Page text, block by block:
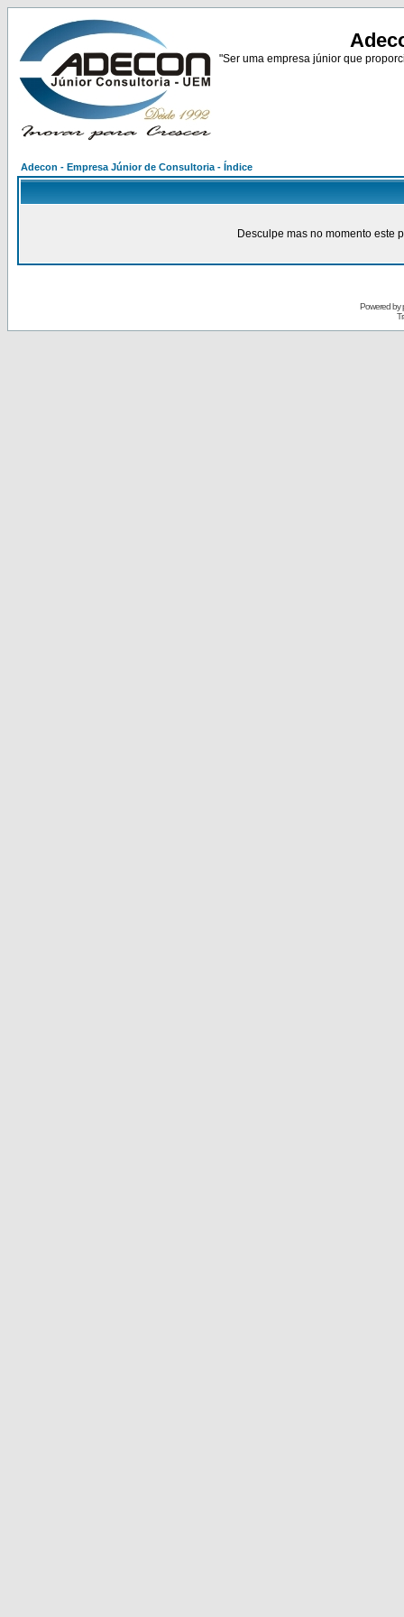
"Ser uma empresa júnior que
Adecon - Empresa Júnior de Consultoria - Índice
Desculpe mas no momento este
Powered by